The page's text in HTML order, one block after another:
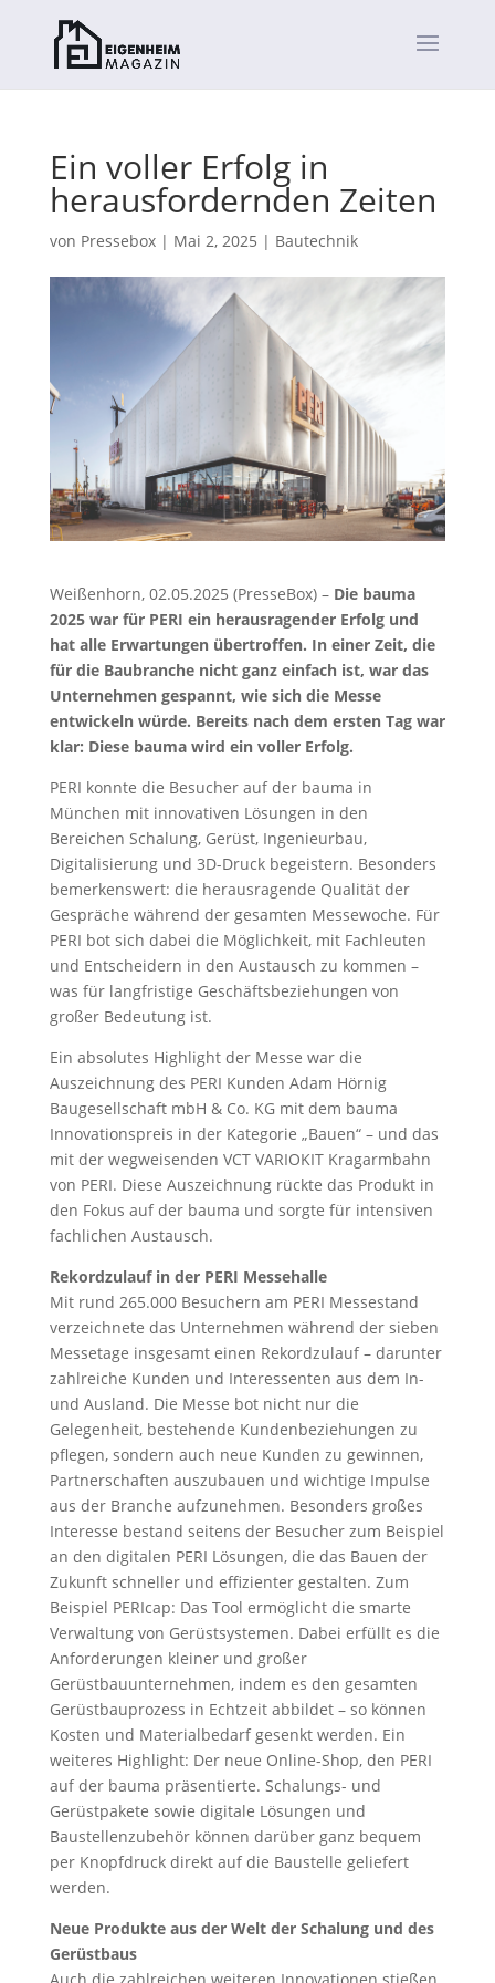
Ein voller Erfolg in
herausfordernden Zeiten
von Pressebox| Mai 2, 2025 | Bautechnik
Weißenhorn, 02.05.2025 (PresseBox) – Die bauma
2025 war für PERI ein herausragender Erfolg und
hat alle Erwartungen übertroffen. In einer Zeit, die
für die Baubranche nicht ganz einfach ist, war das
Unternehmen gespannt, wie sich die Messe
entwickeln würde. Bereits nach dem ersten Tag war
klar: Diese bauma wird ein voller Erfolg.
PERI konnte die Besucher auf der bauma in
München mit innovativen Lösungen in den
Bereichen Schalung, Gerüst, Ingenieurbau,
Digitalisierung und 3D-Druck begeistern. Besonders
bemerkenswert: die herausragende Qualität der
Gespräche während der gesamten Messewoche. Für
PERI bot sich dabei die Möglichkeit, mit Fachleuten
und Entscheidern in den Austausch zu kommen –
was für langfristige Geschäftsbeziehungen von
großer Bedeutung ist.
Ein absolutes Highlight der Messe war die
Auszeichnung des PERI Kunden Adam Hörnig
Baugesellschaft mbH & Co. KG mit dem bauma
Innovationspreis in der Kategorie „Bauen“ – und das
mit der wegweisenden VCT VARIOKIT Kragarmbahn
von PERI. Diese Auszeichnung rückte das Produkt in
den Fokus auf der bauma und sorgte für intensiven
fachlichen Austausch.
Rekordzulauf in der PERI Messehalle
Mit rund 265.000 Besuchern am PERI Messestand
verzeichnete das Unternehmen während der sieben
Messetage insgesamt einen Rekordzulauf – darunter
zahlreiche Kunden und Interessenten aus dem In-
und Ausland. Die Messe bot nicht nur die
Gelegenheit, bestehende Kundenbeziehungen zu
pflegen, sondern auch neue Kunden zu gewinnen,
Partnerschaften auszubauen und wichtige Impulse
aus der Branche aufzunehmen. Besonders großes
Interesse bestand seitens der Besucher zum Beispiel
an den digitalen PERI Lösungen, die das Bauen der
Zukunft schneller und effizienter gestalten. Zum
Beispiel PERIcap: Das Tool ermöglicht die smarte
Verwaltung von Gerüstsystemen. Dabei erfüllt es die
Anforderungen kleiner und großer
Gerüstbauunternehmen, indem es den gesamten
Gerüstbauprozess in Echtzeit abbildet – so können
Kosten und Materialbedarf gesenkt werden. Ein
weiteres Highlight: Der neue Online-Shop, den PERI
auf der bauma präsentierte. Schalungs- und
Gerüstpakete sowie digitale Lösungen und
Baustellenzubehör können darüber ganz bequem
per Knopfdruck direkt auf die Baustelle geliefert
werden.
Neue Produkte aus der Welt der Schalung und des
Gerüstbaus